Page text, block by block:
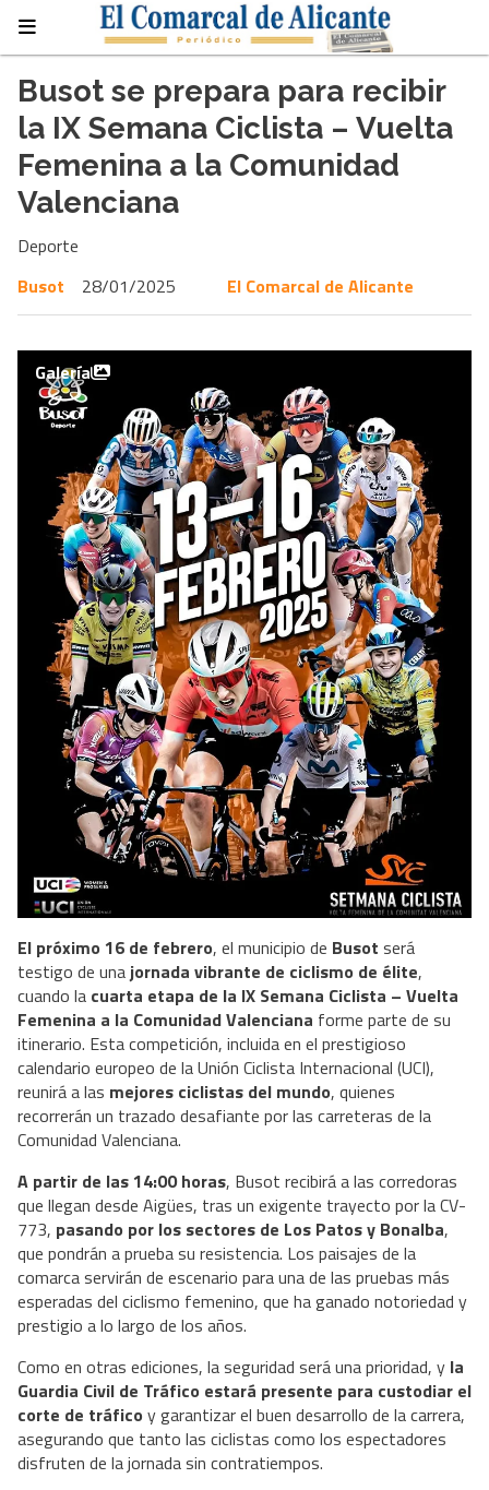
Busot se prepara para recibir
la IX Semana Ciclista – Vuelta
Femenina a la Comunidad
Valenciana
Deporte
Busot
28/01/2025 El Comarcal de Alicante
Galería
El próximo 16 de febrero, el municipio de Busot será
testigo de unajornada vibrante de ciclismo de élite,
cuando la cuarta etapa de la IX Semana Ciclista – Vuelta
Femenina a la Comunidad Valenciana forme parte de su
itinerario. Esta competición, incluida en el prestigioso
calendario europeo de la Unión Ciclista Internacional (UCI),
reunirá a las mejores ciclistas del mundo, quienes
recorrerán un trazado desafiante por las carreteras de la
Comunidad Valenciana.
A partir de las 14:00 horas, Busot recibirá a las corredoras
que llegan desde Aigües, tras un exigente trayecto por la CV-
773, pasando por los sectores de Los Patos y Bonalba,
que pondrán a prueba su resistencia. Los paisajes de la
comarca servirán de escenario para una de las pruebas más
esperadas del ciclismo femenino, que ha ganado notoriedad y
prestigio a lo largo de los años.
Como en otras ediciones, la seguridad será una prioridad, y la
Guardia Civil de Tráfico estará presente para custodiar el
corte de tráfico y garantizar el buen desarrollo de la carrera,
asegurando que tanto las ciclistas como los espectadores
disfruten de la jornada sin contratiempos.